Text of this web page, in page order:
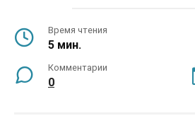
Время чтения
5 мин.
Комментарии
0